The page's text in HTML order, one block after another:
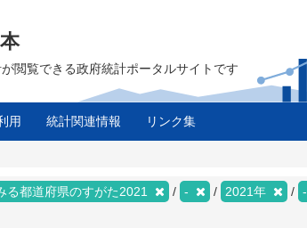
閲覧できる政府統計ポータルサイトです
用 統計関連情報 リンク集
る都道府県のすがた2021 - 2021年 -